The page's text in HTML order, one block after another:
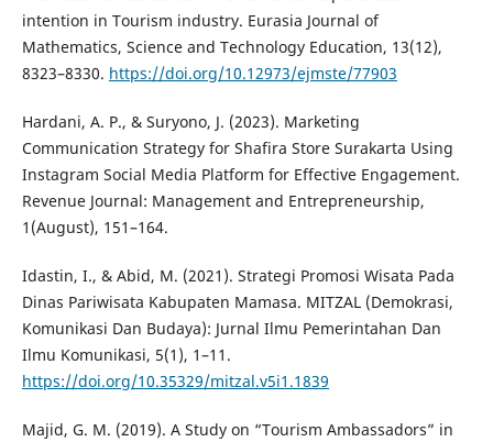
intention in Tourism industry. Eurasia Journal of
Mathematics, Science and Technology Education, 13(12),
8323–8330. https://doi.org/10.12973/ejmste/77903
Hardani, A. P., & Suryono, J. (2023). Marketing
Communication Strategy for Shafira Store Surakarta Using
Instagram Social Media Platform for Effective Engagement.
Revenue Journal: Management and Entrepreneurship,
1(August), 151–164.
Idastin, I., & Abid, M. (2021). Strategi Promosi Wisata Pada
Dinas Pariwisata Kabupaten Mamasa. MITZAL (Demokrasi,
Komunikasi Dan Budaya): Jurnal Ilmu Pemerintahan Dan
Ilmu Komunikasi, 5(1), 1–11.
https://doi.org/10.35329/mitzal.v5i1.1839
Majid, G. M. (2019). A Study on “Tourism Ambassadors” in